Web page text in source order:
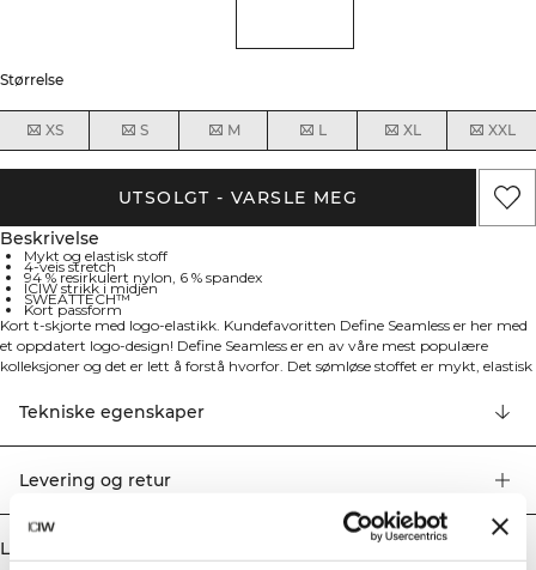
Størrelse
XS S M L XL XXL
UTSOLGT - VARSLE MEG
Beskrivelse
Mykt og elastisk stoff
4-veis stretch
94 % resirkulert nylon, 6 % spandex
ICIW strikk i midjen
SWEATTECH™
Kort passform
Kort t-skjorte med logo-elastikk. Kundefavoritten Define Seamless er her med
et oppdatert logo-design! Define Seamless er en av våre mest populære
kolleksjoner og det er lett å forstå hvorfor. Det sømløse stoffet er mykt, elastisk
Tights, sports-BH-er og topper i ulike trendy farger gjør Define Seamless til
ypperlige treningsklær til mange ulike typer trening. Define Seamless har en
kort passform, 4-veis stretch, ICIW strikk i midjen og SWEATTECH™. 94%
Tekniske egenskaper
Levering og retur
Lignende produkter